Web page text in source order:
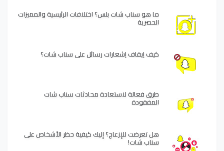
ما هو سناب شات بلس؟ اختلافات الرئيسية والمميزات
الحصرية
كيف إيقاف إشعارات رسائل على سناب شات؟
طرق فعالة لاستعادة محادثات سناب شات
المفقودة
هل تعرضت للإزعاج؟ إليك كيفية حظر الأشخاص على
سناب شات!